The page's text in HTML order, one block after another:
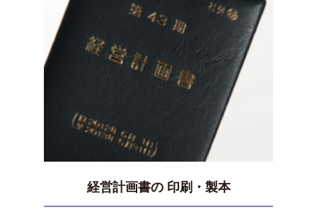
経営計画書の 印刷・製本